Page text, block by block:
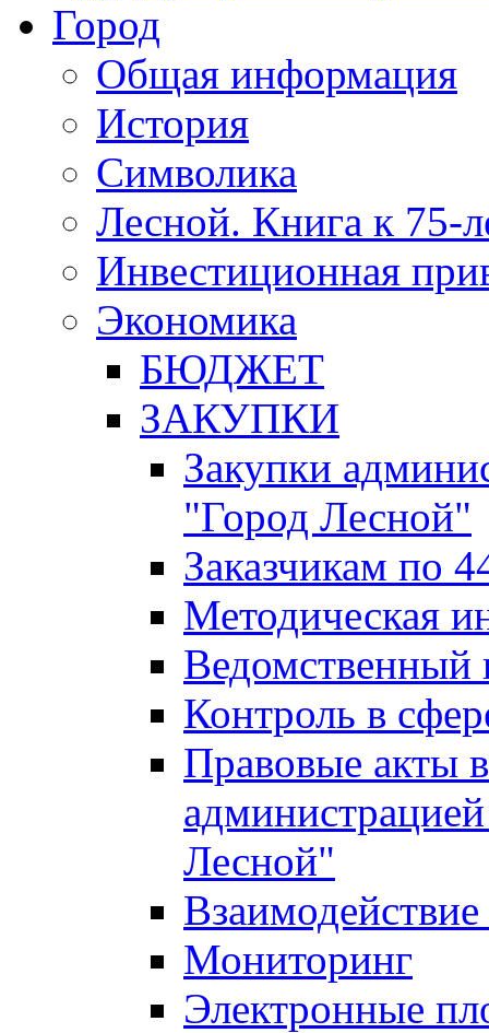
Город
Общая информация
История
Символика
Лесной. Книга к 75-
Инвестиционная
Экономика
БЮДЖЕТ
ЗАКУПКИ
Закупки
"Город Лесной"
Заказчикам по
Методическая
Ведомственный
Контроль в
Правовые акты
Лесной"
Мониторинг
Электронные